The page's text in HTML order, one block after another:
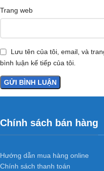
Trang web
Lưu tên của tôi, email, và
bình luận kế tiếp của tôi.
Chính sách bán hàng
Hướng dẫn mua hàng online
Chính sách thanh toán